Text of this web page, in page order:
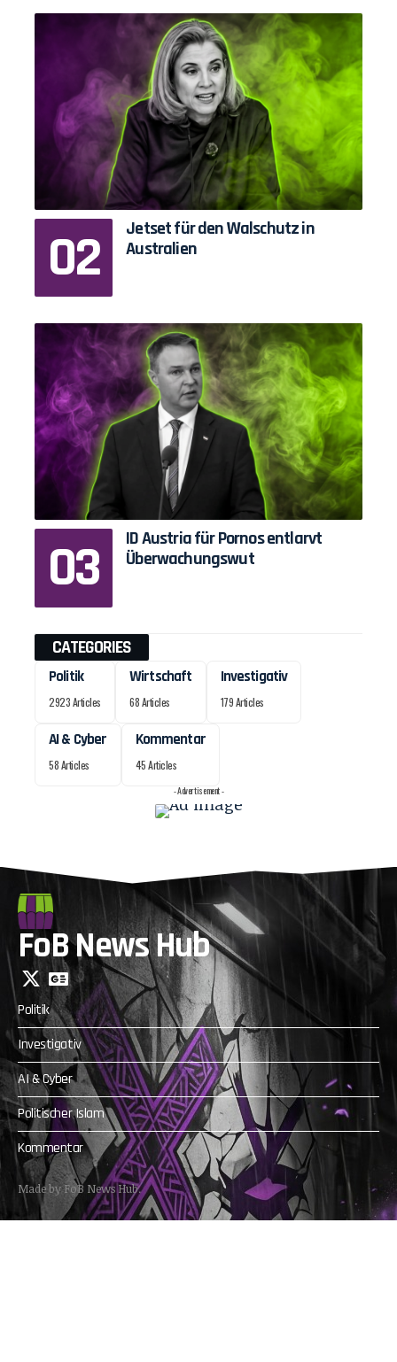
Jetset für den Walschutz in
Australien
ID Austria für Pornos entlarvt
Überwachungswut
CATEGORIES
Politik
2923 Articles
Wirtschaft
68 Articles
Investigativ
179 Articles
AI & Cyber
58 Articles
Kommentar
45 Articles
- Advertisement -
FoB News Hub
Politik
Investigativ
AI & Cyber
Politischer Islam
Kommentar
Made by FoB News Hub.